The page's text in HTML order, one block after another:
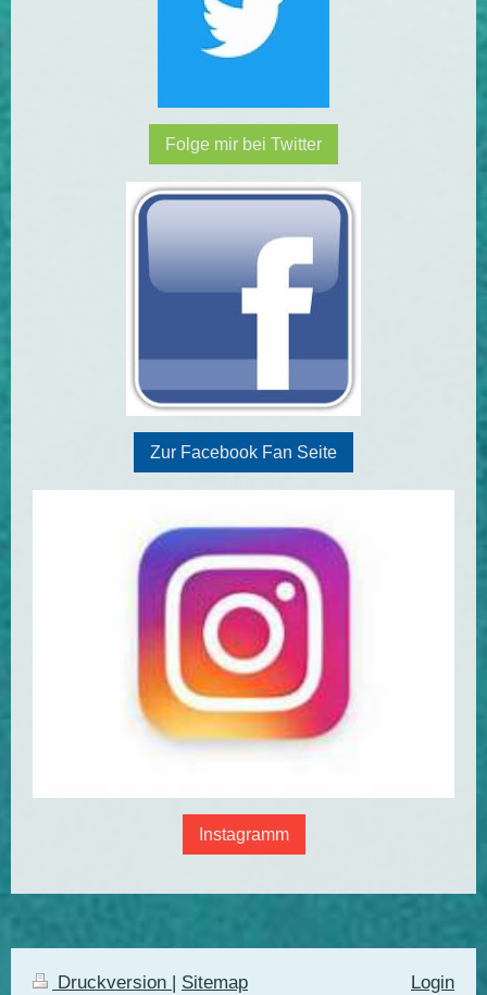
Folge mir bei Twitter
Zur Facebook Fan Seite
Instagramm
Druckversion | Sitemap Login